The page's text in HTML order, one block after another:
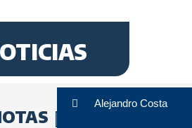
Alejandro Costa